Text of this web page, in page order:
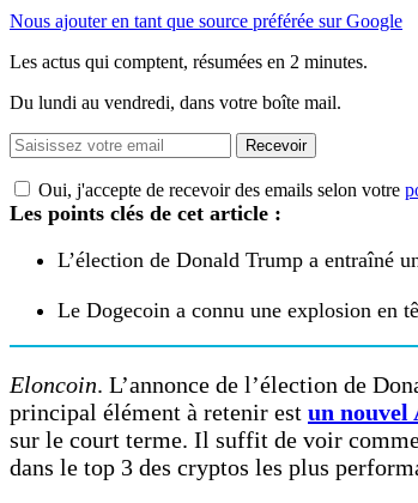
Nous ajouter en tant que source préférée sur Google
Les actus qui comptent, résumées en 2 minutes.
Du lundi au vendredi, dans votre boîte mail.
Recevoir
Oui, j'accepte de recevoir des emails selon votre
Les points clés de cet article :
L’élection de Donald Trump a entraîné
Le Dogecoin a connu une explosion en
Eloncoin. L’annonce de l’élection de
principal élément à retenir est un nouvel
sur le court terme. Il suffit de voir
dans le top 3 des cryptos les plus